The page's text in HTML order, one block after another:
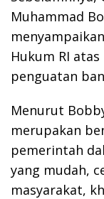
Muhammad
Hukum RI
penguatan
Menurut
merupakan
pemerintah
yang mudah,
masyarakat,